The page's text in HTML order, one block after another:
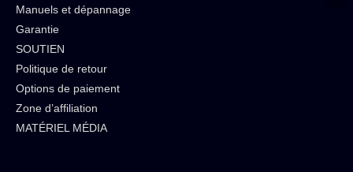
Manuels et dépannage
Garantie
SOUTIEN
Politique de retour
Options de paiement
Zone d’affiliation
MATÉRIEL MÉDIA